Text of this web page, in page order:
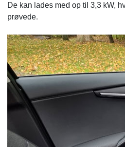
De kan lades med op til 3,3 kW,
prøvede.